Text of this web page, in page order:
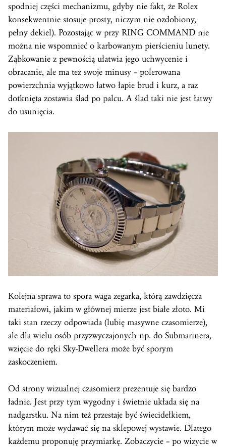
spodniej części mechanizmu, gdyby nie fakt, że Rolex
konsekwentnie stosuje prosty, niczym nie ozdobiony,
pełny dekiel). Pozostając w przy RING COMMAND nie
można nie wspomnieć o karbowanym pierścieniu lunety.
Ząbkowanie z pewnością ułatwia jego uchwycenie i
obracanie, ale ma też swoje minusy – polerowana
powierzchnia wyjątkowo łatwo łapie brud i kurz, a raz
dotknięta zostawia ślad po palcu. A ślad taki nie jest łatwy
do usunięcia.
Kolejna sprawa to spora waga zegarka, którą zawdzięcza
materiałowi, jakim w głównej mierze jest białe złoto. Mi
taki stan rzeczy odpowiada (lubię masywne czasomierze),
ale dla wielu osób przyzwyczajonych np. do Submarinera,
wzięcie do ręki Sky-Dwellera może być sporym
zaskoczeniem.
Od strony wizualnej czasomierz prezentuje się bardzo
ładnie. Jest przy tym wygodny i świetnie układa się na
nadgarstku. Na nim też przestaje być świecidełkiem,
którym może wydawać się na sklepowej wystawie. Dlatego
każdemu proponuję przymiarkę. Zobaczycie – po wizycie w